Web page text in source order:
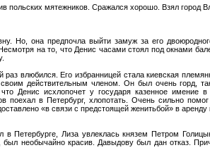
польских мятежников. Сражался хорошо. Взял город
Но, она предпочла выйти замуж за его
на то, что Денис часами стоял под окнами
влюбился. Его избранницей стала киевская
своим действительным членом. Он был очень горд,
Денис исхлопочет у государя казенное имение
поехал в Петербург, хлопотать. Очень сильно
«в связи с предстоящей женитьбой» в
Петербурге, Лиза увлеклась князем Петром
необычайно красив. Давыдову был дан отказ.